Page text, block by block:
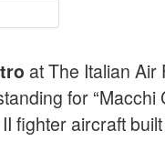
at The Italian
for “Macchi
fighter aircraft